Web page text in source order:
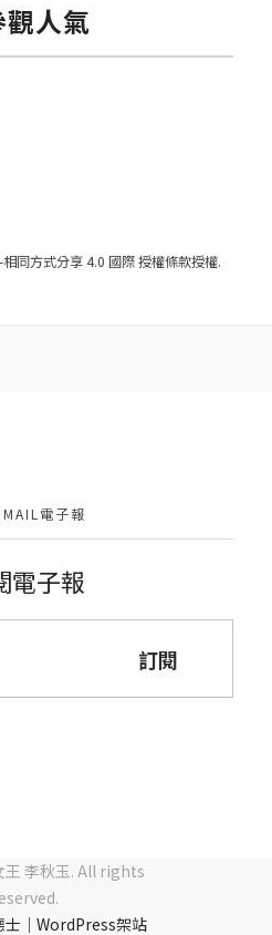
觀人氣
同方式分享 4.0 國際 授權條款授權.
電子報
電子報
李秋玉. All rights
士｜WordPress架站